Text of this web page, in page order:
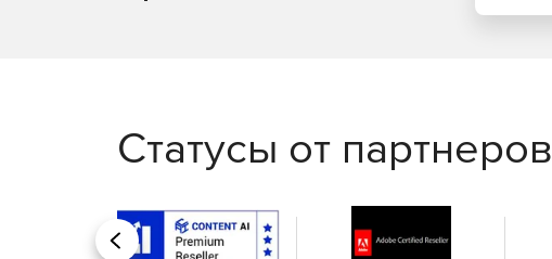
Статусы от партнеров
Назад